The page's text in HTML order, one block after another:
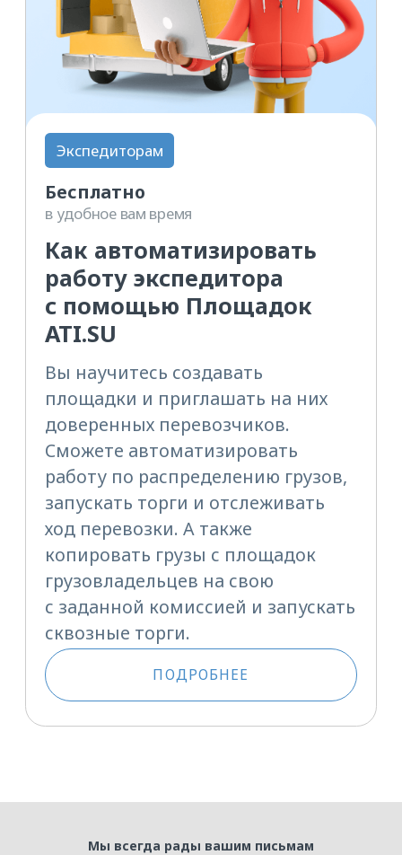
Мы всегда рады вашим письмам